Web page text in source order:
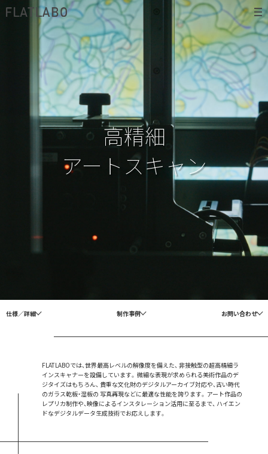
高精細
アートスキャン
仕様／詳細 制作事例 お問い合わせ
FLATLABOでは、世界最高レベルの解像度を備えた、 非接触型の超高精細ラ
インスキャナーを設備しています。 微細な表現が求められる美術作品のデ
ジタイズはもちろん、 貴重な文化財のデジタルアーカイブ対応や、古い時代
のガラス乾板・湿板の 写真再現などに最適な性能を誇ります。 アート作品の
レプリカ制作や、映像によるインスタレーション活用に至るまで、 ハイエン
ドなデジタルデータ生成技術でお応えします。